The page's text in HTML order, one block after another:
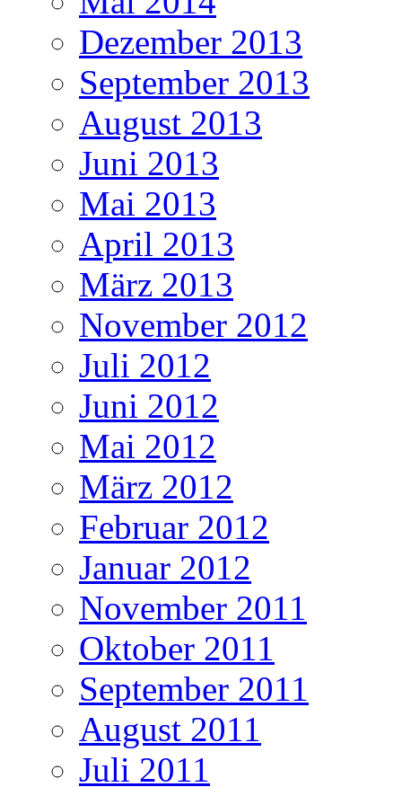
Dezember 2013
September 2013
August 2013
Juni 2013
Mai 2013
April 2013
März 2013
November 2012
Juli 2012
Juni 2012
Mai 2012
März 2012
Februar 2012
Januar 2012
November 2011
Oktober 2011
September 2011
August 2011
Juli 2011